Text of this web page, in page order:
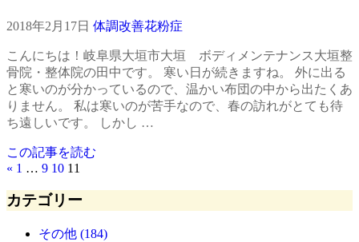
2018年2月17日 体調改善花粉症
こんにちは！岐阜県大垣市大垣 ボディメンテナンス大垣整
骨院・整体院の田中です。 寒い日が続きますね。 外に出る
と寒いのが分かっているので、温かい布団の中から出たくあ
りません。 私は寒いのが苦手なので、春の訪れがとても待
ち遠しいです。 しかし …
この記事を読む
« 1 … 9 10 11
カテゴリー
その他 (184)